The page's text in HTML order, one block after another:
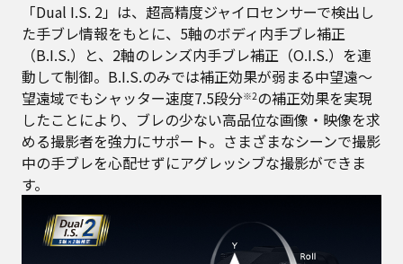
「Dual I.S. 2」は、超高精度ジャイロセンサーで検出し
た手ブレ情報をもとに、5軸のボディ内手ブレ補正
（B.I.S.）と、2軸のレンズ内手ブレ補正（O.I.S.）を連
動して制御。B.I.S.のみでは補正効果が弱まる中望遠～
望遠域でもシャッター速度7.5段分※2の補正効果を実現
したことにより、ブレの少ない高品位な画像・映像を求
める撮影者を強力にサポート。さまざまなシーンで撮影
中の手ブレを心配せずにアグレッシブな撮影ができま
す。